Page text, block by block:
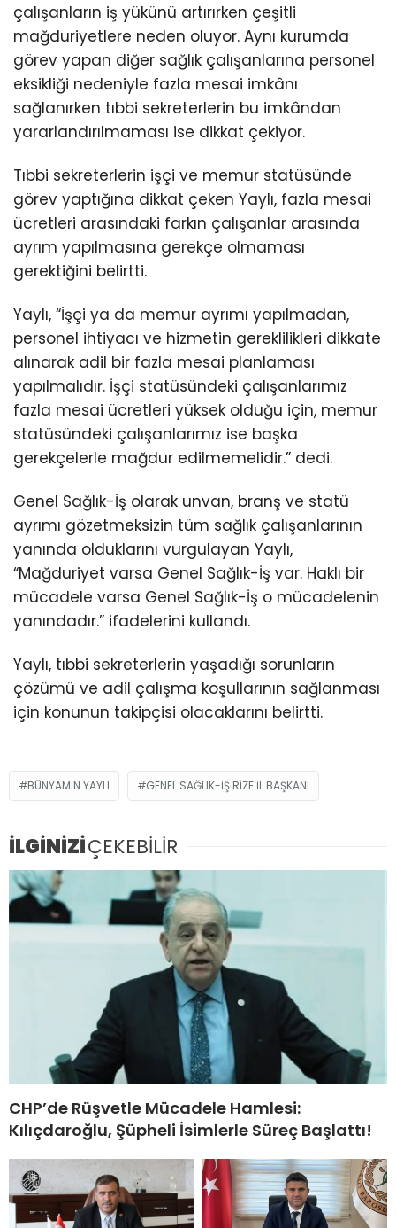
çalışanların iş yükünü artırırken çeşitli
mağduriyetlere neden oluyor. Aynı kurumda
görev yapan diğer sağlık çalışanlarına personel
eksikliği nedeniyle fazla mesai imkânı
sağlanırken tıbbi sekreterlerin bu imkândan
yararlandırılmaması ise dikkat çekiyor.
Tıbbi sekreterlerin işçi ve memur statüsünde
görev yaptığına dikkat çeken Yaylı, fazla mesai
ücretleri arasındaki farkın çalışanlar arasında
ayrım yapılmasına gerekçe olmaması
gerektiğini belirtti.
Yaylı, “İşçi ya da memur ayrımı yapılmadan,
personel ihtiyacı ve hizmetin gereklilikleri dikkate
alınarak adil bir fazla mesai planlaması
yapılmalıdır. İşçi statüsündeki çalışanlarımız
fazla mesai ücretleri yüksek olduğu için, memur
statüsündeki çalışanlarımız ise başka
gerekçelerle mağdur edilmemelidir.” dedi.
Genel Sağlık-İş olarak unvan, branş ve statü
ayrımı gözetmeksizin tüm sağlık çalışanlarının
yanında olduklarını vurgulayan Yaylı,
“Mağduriyet varsa Genel Sağlık-İş var. Haklı bir
mücadele varsa Genel Sağlık-İş o mücadelenin
yanındadır.” ifadelerini kullandı.
Yaylı, tıbbi sekreterlerin yaşadığı sorunların
çözümü ve adil çalışma koşullarının sağlanması
için konunun takipçisi olacaklarını belirtti.
BÜNYAMIN YAYLI GENEL SAĞLIK-İŞ RIZE İL BAŞKANI
İLGİNİZİÇEKEBİLİR
CHP’de Rüşvetle Mücadele Hamlesi:
Kılıçdaroğlu, Şüpheli İsimlerle Süreç Başlattı!